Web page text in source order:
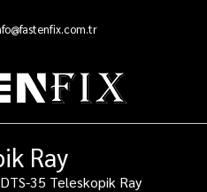
Ray
DTS-35 Teleskopik Ray